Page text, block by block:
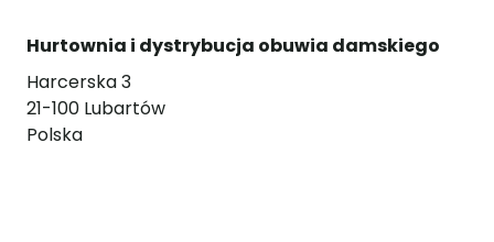
Hurtownia i dystrybucja obuwia damskiego
Harcerska 3
21-100 Lubartów
Polska